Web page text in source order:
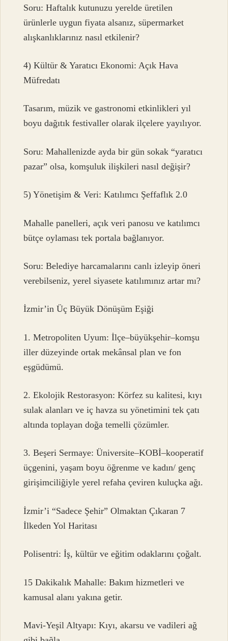
Soru: Haftalık kutunuzu yerelde üretilen
ürünlerle uygun fiyata alsanız, süpermarket
alışkanlıklarınız nasıl etkilenir?
4) Kültür & Yaratıcı Ekonomi: Açık Hava
Müfredatı
Tasarım, müzik ve gastronomi etkinlikleri yıl
boyu dağıtık festivaller olarak ilçelere yayılıyor.
Soru: Mahallenizde ayda bir gün sokak “yaratıcı
pazar” olsa, komşuluk ilişkileri nasıl değişir?
5) Yönetişim & Veri: Katılımcı Şeffaflık 2.0
Mahalle panelleri, açık veri panosu ve katılımcı
bütçe oylaması tek portala bağlanıyor.
Soru: Belediye harcamalarını canlı izleyip öneri
verebilseniz, yerel siyasete katılımınız artar mı?
İzmir’in Üç Büyük Dönüşüm Eşiği
1. Metropoliten Uyum: İlçe–büyükşehir–komşu
iller düzeyinde ortak mekânsal plan ve fon
eşgüdümü.
2. Ekolojik Restorasyon: Körfez su kalitesi, kıyı
sulak alanları ve iç havza su yönetimini tek çatı
altında toplayan doğa temelli çözümler.
3. Beşeri Sermaye: Üniversite–KOBİ–kooperatif
üçgenini, yaşam boyu öğrenme ve kadın/ genç
girişimciliğiyle yerel refaha çeviren kuluçka ağı.
İzmir’i “Sadece Şehir” Olmaktan Çıkaran 7
İlkeden Yol Haritası
Polisentri: İş, kültür ve eğitim odaklarını çoğalt.
15 Dakikalık Mahalle: Bakım hizmetleri ve
kamusal alanı yakına getir.
Mavi-Yeşil Altyapı: Kıyı, akarsu ve vadileri ağ